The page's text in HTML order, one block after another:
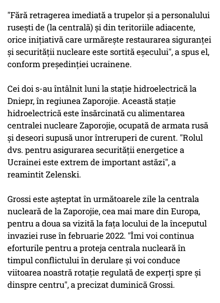
"Fără retragerea imediată a trupelor şi a personalului
ruseşti de (la centrală) şi din teritoriile adiacente,
orice iniţiativă care urmăreşte restaurarea siguranţei
şi securităţii nucleare este sortită eşecului", a spus el,
conform preşedinţiei ucrainene.
Cei doi s-au întâlnit luni la staţie hidroelectrică la
Dniepr, în regiunea Zaporojie. Această staţie
hidroelectrică este însărcinată cu alimentarea
centralei nucleare Zaporojie, ocupată de armata rusă
şi deseori supusă unor întreruperi de curent. "Rolul
dvs. pentru asigurarea securităţii energetice a
Ucrainei este extrem de important astăzi", a
reamintit Zelenski.
Grossi este aşteptat în următoarele zile la centrala
nucleară de la Zaporojie, cea mai mare din Europa,
pentru a doua sa vizită la faţa locului de la începutul
invaziei ruse în februarie 2022. "Îmi voi continua
eforturile pentru a proteja centrala nucleară în
timpul conflictului în derulare şi voi conduce
viitoarea noastră rotaţie regulată de experţi spre şi
dinspre centru", a precizat duminică Grossi.